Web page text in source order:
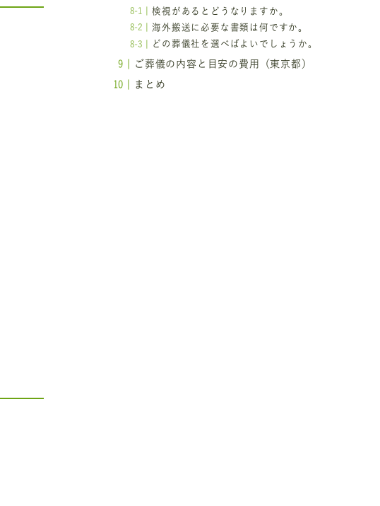
検視があるとどうなりますか。
海外搬送に必要な書類は何ですか。
どの葬儀社を選べばよいでしょうか。
ご葬儀の内容と目安の費用（東京都）
まとめ